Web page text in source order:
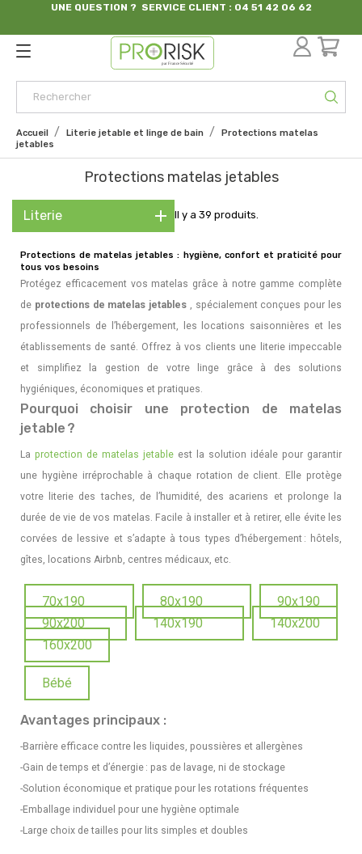
UNE QUESTION ? SERVICE CLIENT : 04 51 42 06 62
par France Sécurité
Accueil Literie jetable et linge de bain
Protections matelas
jetables
Protections matelas jetables
Literie Il y a 39 produits.
Protections de matelas jetables : hygiène, confort et praticité pour
tous vos besoins
Protégez efficacement vos matelas grâce à notre gamme complète
de protections de matelas jetables , spécialement conçues pour les
professionnels de l’hébergement, les locations saisonnières et les
établissements de santé. Offrez à vos clients une literie impeccable
et simplifiez la gestion de votre linge grâce à des solutions
hygiéniques, économiques et pratiques.
Pourquoi choisir une protection de matelas
jetable ?
La protection de matelas jetable est la solution idéale pour garantir
une hygiène irréprochable à chaque rotation de client. Elle protège
votre literie des taches, de l’humidité, des acariens et prolonge la
durée de vie de vos matelas. Facile à installer et à retirer, elle évite les
corvées de lessive et s’adapte à tous types d’hébergement : hôtels,
gîtes, locations Airbnb, centres médicaux, etc.
70x190 80x190
90x190
90x200
140x190
140x200
160x200
Bébé
Avantages principaux :
-Barrière efficace contre les liquides, poussières et allergènes
-Gain de temps et d’énergie : pas de lavage, ni de stockage
-Solution économique et pratique pour les rotations fréquentes
-Emballage individuel pour une hygiène optimale
-Large choix de tailles pour lits simples et doubles